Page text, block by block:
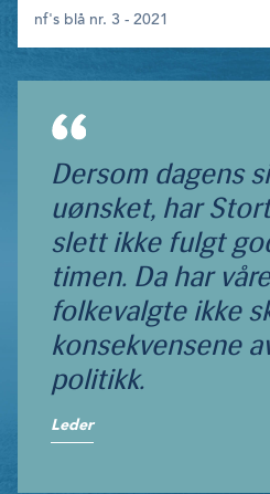
nf's blå nr. 3 - 2021
Dersom dagens
uønsket, har
slett ikke fulgt
timen. Da har
folkevalgte ikke
konsekvensene
politikk.
Leder